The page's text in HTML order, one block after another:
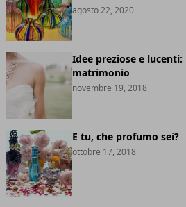
agosto 22, 2020
Idee preziose e
matrimonio
novembre 19, 2018
E tu, che profumo sei?
ottobre 17, 2018